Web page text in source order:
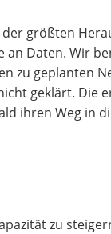
größten
Daten. Wir
zu geplanten
geklärt. Die
ihren Weg in
zu